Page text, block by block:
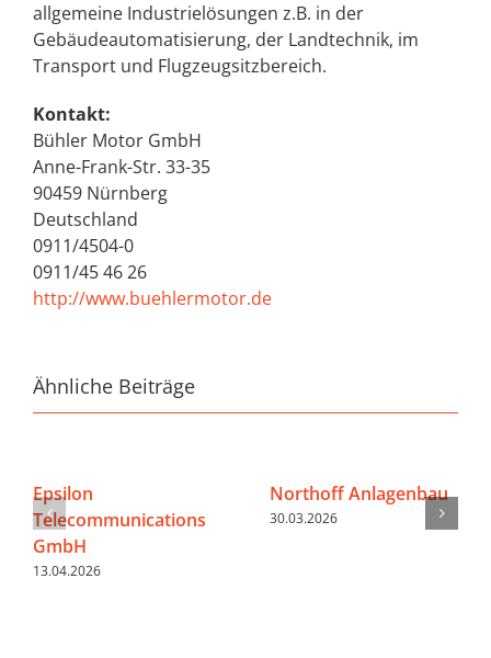
allgemeine Industrielösungen z.B. in der
Gebäudeautomatisierung, der Landtechnik, im
Transport und Flugzeugsitzbereich.
Kontakt:
Bühler Motor GmbH
Anne-Frank-Str. 33-35
90459 Nürnberg
Deutschland
0911/4504-0
0911/45 46 26
http://www.buehlermotor.de
Ähnliche Beiträge
Epsilon
Telecommunications
GmbH
13.04.2026
Northoff Anlagenbau
30.03.2026